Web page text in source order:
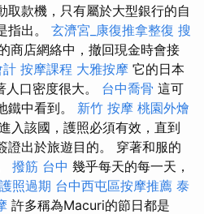
取款機，只有屬於大型銀行的自
指出。 玄濟宮_康復推拿整復 搜
商店網絡中，撤回現金時會接
計 按摩課程 大雅按摩 它的日本
人口密度很大。 台中喬骨 這可
鐵中看到。 新竹 按摩 桃園外燴
入該國，護照必須有效，直到
證出於旅遊目的。 穿著和服的
撥筋 台中 幾乎每天的每一天，
護照過期 台中西屯區按摩推薦 泰
許多稱為Macuri的節日都是